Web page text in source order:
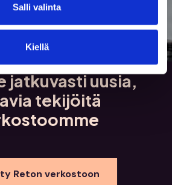
Salli valinta
Kiellä
jatkuvasti uusia,
tekijöitä
Reton verkostoon